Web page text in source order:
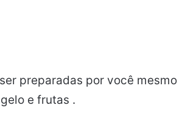
preparadas por você mesmo
e frutas .